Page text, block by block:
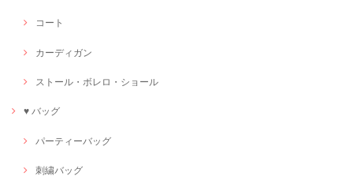
コート
カーディガン
ストール・ボレロ・ショール
♥ バッグ
パーティーバッグ
刺繍バッグ